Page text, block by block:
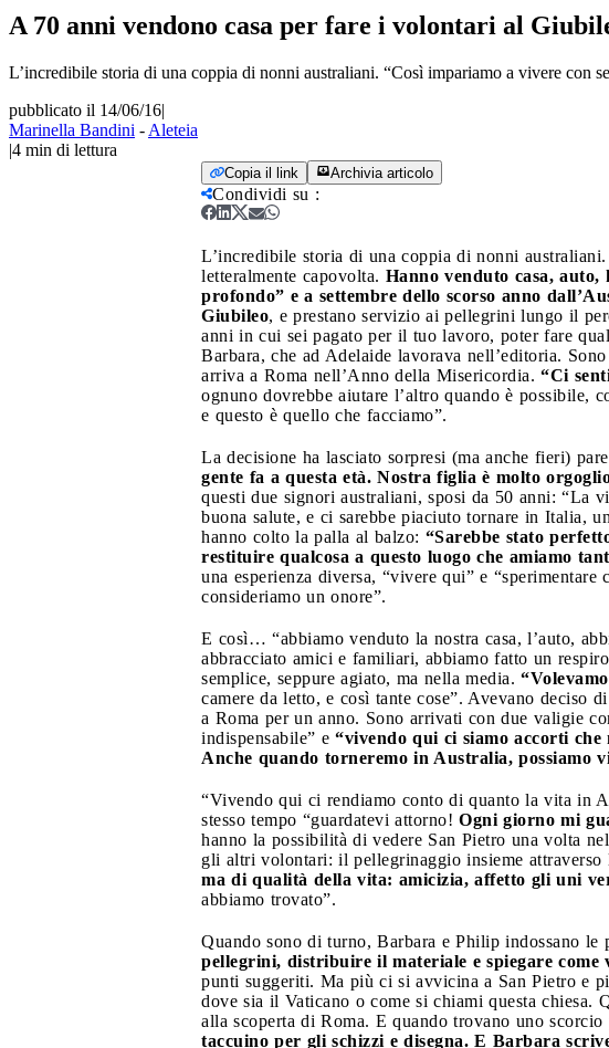
A 70 anni vendono casa per fare i volontari al
L’incredibile storia di una coppia di nonni australiani. “Così impariamo a vivere con
pubblicato il 14/06/16|
Marinella Bandini - Aleteia
|4 min di lettura
Copia il link Archivia articolo
Condividi su :
L’incredibile storia di una coppia di nonni
letteralmente capovolta. Hanno venduto casa,
profondo” e a settembre dello scorso anno
Giubileo, e prestano servizio ai pellegrini lungo il
anni in cui sei pagato per il tuo lavoro, poter fare
Barbara, che ad Adelaide lavorava nell’editoria.
arriva a Roma nell’Anno della Misericordia. “Ci
ognuno dovrebbe aiutare l’altro quando è possibile,
e questo è quello che facciamo”.
La decisione ha lasciato sorpresi (ma anche fieri)
gente fa a questa età. Nostra figlia è molto
questi due signori australiani, sposi da 50 anni: “La
buona salute, e ci sarebbe piaciuto tornare in Italia,
hanno colto la palla al balzo: “Sarebbe stato
restituire qualcosa a questo luogo che amiamo
una esperienza diversa, “vivere qui” e
consideriamo un onore”.
E così… “abbiamo venduto la nostra casa, l’auto,
abbracciato amici e familiari, abbiamo fatto un
semplice, seppure agiato, ma nella media.
camere da letto, e così tante cose”. Avevano
a Roma per un anno. Sono arrivati con due valigie
indispensabile” e “vivendo qui ci siamo accorti che
Anche quando torneremo in Australia, possiamo
“Vivendo qui ci rendiamo conto di quanto la vita in
stesso tempo “guardatevi attorno! Ogni giorno mi
hanno la possibilità di vedere San Pietro una volta
gli altri volontari: il pellegrinaggio insieme attraverso
ma di qualità della vita: amicizia, affetto gli uni
abbiamo trovato”.
Quando sono di turno, Barbara e Philip indossano
pellegrini, distribuire il materiale e spiegare
punti suggeriti. Ma più ci si avvicina a San Pietro e
dove sia il Vaticano o come si chiami questa
alla scoperta di Roma. E quando trovano uno
taccuino per gli schizzi e disegna. E Barbara